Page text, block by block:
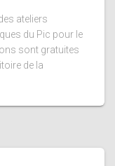
ateliers
du Pic pour le
sont gratuites
de la